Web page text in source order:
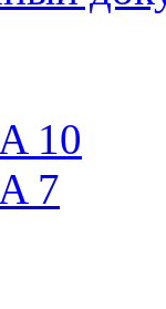
10
7